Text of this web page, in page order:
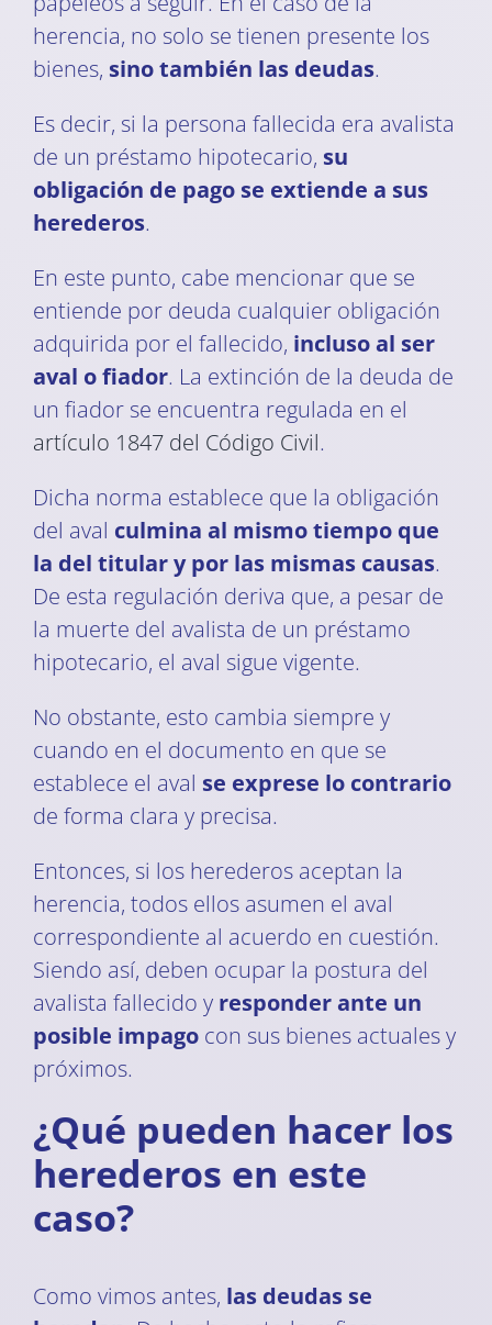
herencia, no solo se tienen presente los
bienes, sino también las deudas.
Es decir, si la persona fallecida era avalista
de un préstamo hipotecario, su
obligación de pago se extiende a sus
herederos.
En este punto, cabe mencionar que se
entiende por deuda cualquier obligación
adquirida por el fallecido, incluso al ser
aval o fiador. La extinción de la deuda de
un fiador se encuentra regulada en el
artículo 1847 del Código Civil.
Dicha norma establece que la obligación
del aval culmina al mismo tiempo que
la del titular y por las mismas causas.
De esta regulación deriva que, a pesar de
la muerte del avalista de un préstamo
hipotecario, el aval sigue vigente.
No obstante, esto cambia siempre y
cuando en el documento en que se
establece el aval se exprese lo contrario
de forma clara y precisa.
Entonces, si los herederos aceptan la
herencia, todos ellos asumen el aval
correspondiente al acuerdo en cuestión.
Siendo así, deben ocupar la postura del
avalista fallecido y responder ante un
posible impagocon sus bienes actuales y
próximos.
¿Qué pueden hacer los
herederos en este
caso?
Como vimos antes, las deudas se